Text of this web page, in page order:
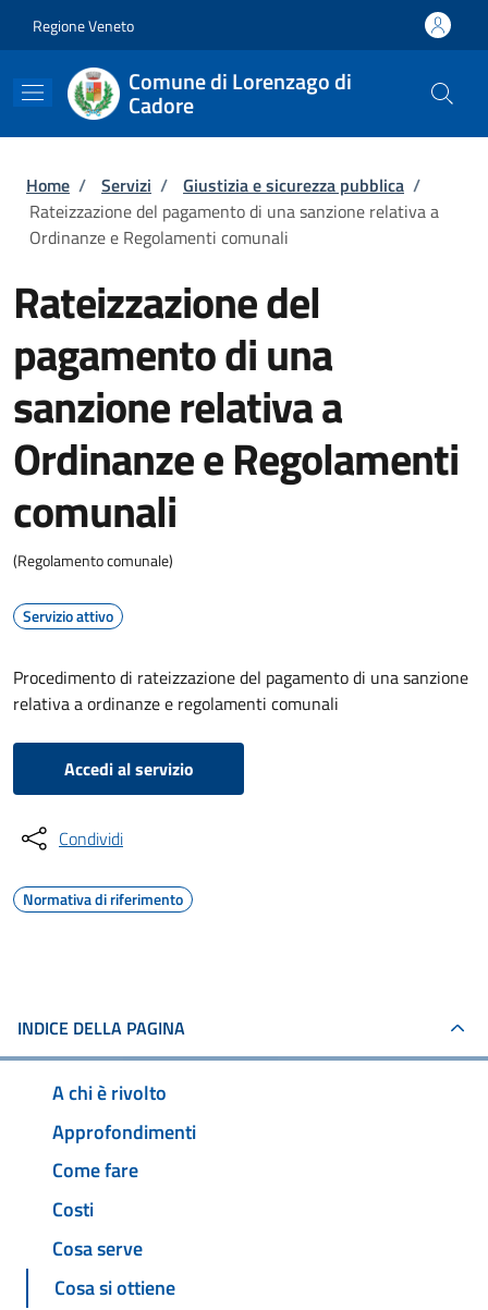
Regione Veneto
Comune di Lorenzago di
Cadore
Briciole di pane
Home / Servizi / Giustizia e sicurezza pubblica /
Rateizzazione del pagamento di una sanzione relativa a
Ordinanze e Regolamenti comunali
Rateizzazione del
pagamento di una
sanzione relativa a
Ordinanze e Regolamenti
comunali
(Regolamento comunale)
Servizio attivo
Procedimento di rateizzazione del pagamento di una sanzione
relativa a ordinanze e regolamenti comunali
Accedi al servizio
Condividi
Normativa di riferimento
INDICE DELLA PAGINA
A chi è rivolto
Approfondimenti
Come fare
Costi
Cosa serve
Cosa si ottiene